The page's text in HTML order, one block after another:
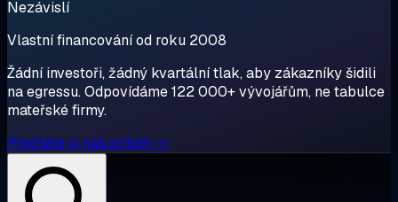
Nezávislí
Vlastní financování od roku 2008
Žádní investoři, žádný kvartální tlak, aby zákazníky šidili
na egressu. Odpovídáme 122 000+ vývojářům, ne tabulce
mateřské firmy.
Přečtěte si náš příběh →